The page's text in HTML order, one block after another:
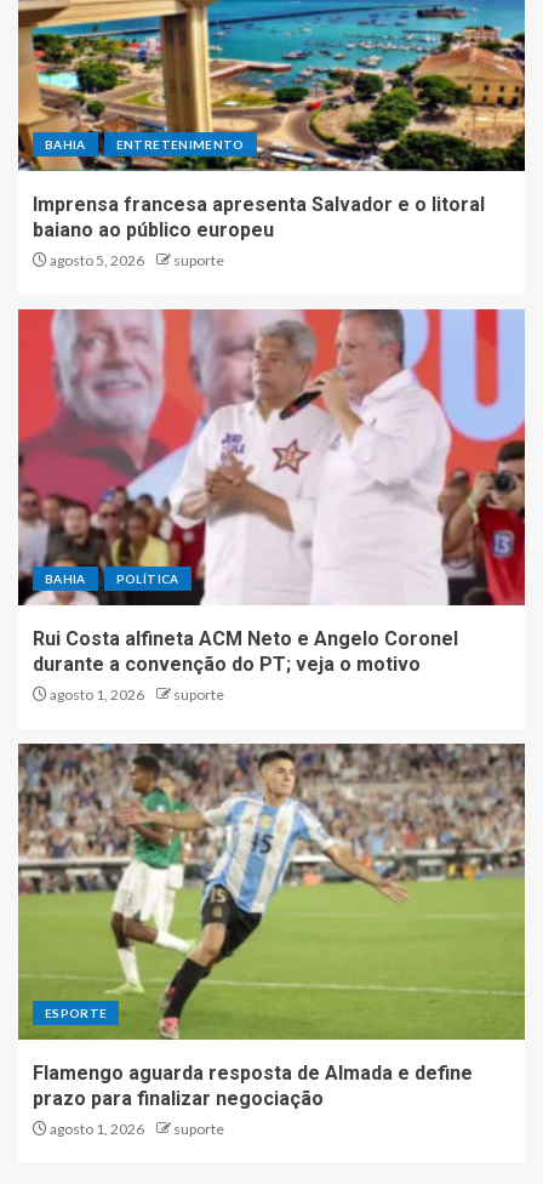
BAHIA ENTRETENIMENTO
Imprensa francesa apresenta Salvador e o litoral
baiano ao público europeu
agosto 5, 2026 suporte
BAHIA POLÍTICA
Rui Costa alfineta ACM Neto e Angelo Coronel
durante a convenção do PT; veja o motivo
agosto 1, 2026 suporte
ESPORTE
Flamengo aguarda resposta de Almada e define
prazo para finalizar negociação
agosto 1, 2026 suporte